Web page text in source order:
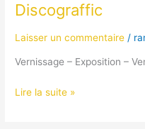
Discograffic
Laisser un commentaire /
Vernissage – Exposition –
Lire la suite »